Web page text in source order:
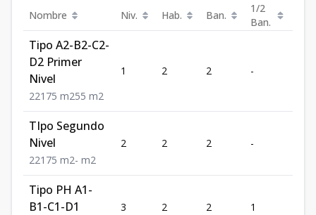
Nombre Niv. Hab. Ban.
1/2
Ban.
Tipo A2-B2-C2-
D2 Primer
Nivel
221 75 m255 m2
1 2 2 -
TIpo Segundo
Nivel
221 75 m2- m2
2 2 2 -
Tipo PH A1-
B1-C1-D1
3 2 2 1